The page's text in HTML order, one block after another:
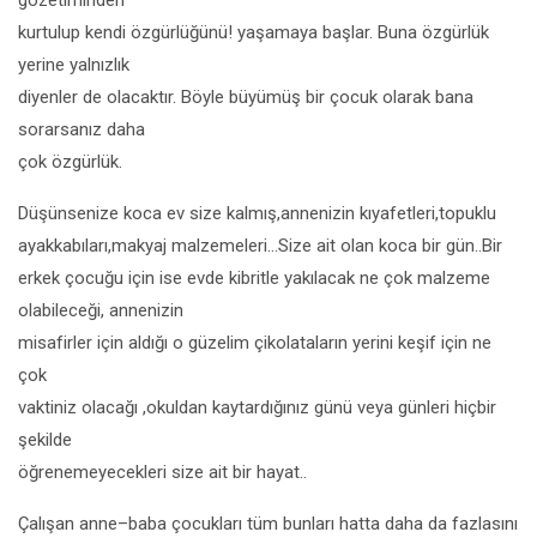
kurtulup kendi özgürlüğünü! yaşamaya başlar. Buna özgürlük
yerine yalnızlık
diyenler de olacaktır. Böyle büyümüş bir çocuk olarak bana
sorarsanız daha
çok özgürlük.
Düşünsenize koca ev size kalmış,annenizin kıyafetleri,topuklu
ayakkabıları,makyaj malzemeleri…Size ait olan koca bir gün..Bir
erkek çocuğu için ise evde kibritle yakılacak ne çok malzeme
olabileceği, annenizin
misafirler için aldığı o güzelim çikolataların yerini keşif için ne
çok
vaktiniz olacağı ,okuldan kaytardığınız günü veya günleri hiçbir
şekilde
öğrenemeyecekleri size ait bir hayat..
Çalışan anne–baba çocukları tüm bunları hatta daha da fazlasını